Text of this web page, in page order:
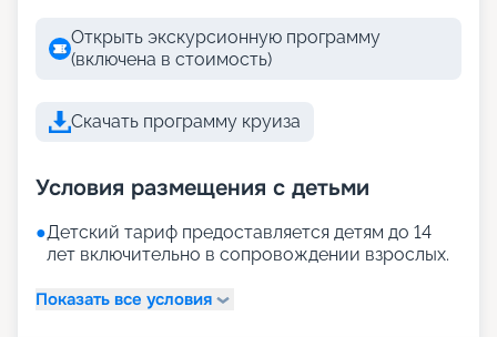
Открыть экскурсионную программу
(включена в стоимость)
Скачать программу круиза
Условия размещения с детьми
●Детский тариф предоставляется детям до 14
лет включительно в сопровождении взрослых.
Показать все условия